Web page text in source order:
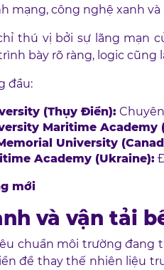
mạng, công nghệ xanh
thú vị bởi sự lãng mạn
bày rõ ràng, logic
đầu:
(Thụy Điển):
Maritime Academy
University
Academy (Ukraine):
mới
và vận tải
chuẩn môi trường
để thay thế nhiên liệu